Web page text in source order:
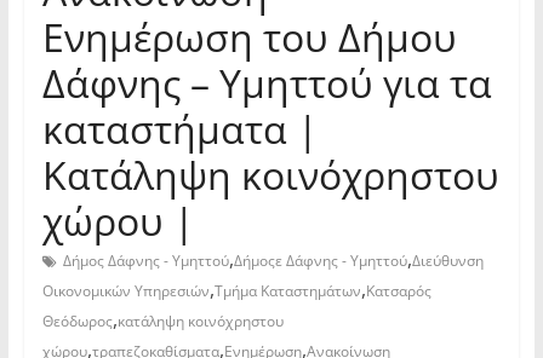
Ενημέρωση του Δήμου
Δάφνης – Υμηττού για τα
καταστήματα |
Κατάληψη κοινόχρηστου
χώρου |
Δήμος Δάφνης - Υμηττού,Δήμοςε Δάφνης - Υμηττού,Διεύθυνση
Οικονομικών Υπηρεσιών,Τμήμα Καταστημάτων,Κατσαρός
Θεόδωρος,κατάληψη κοινόχρηστου
χώρου,τραπεζοκαθίσματα,Ενημέρωση,Ανακοίνωση